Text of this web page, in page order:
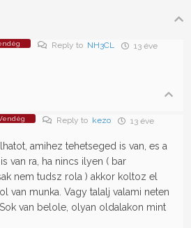
Reply to NH3CL 13 éve
Reply to kezo 13 éve
amihez tehetseged is van, es a
van ra, ha nincs ilyen ( bar
nem tudsz rola ) akkor koltoz el
van munka. Vagy talalj valami neten
van belole, olyan oldalakon mint